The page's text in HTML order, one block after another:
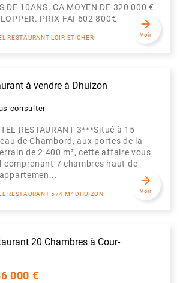
DE 10ANS. CA MOYEN DE 320 000 €.
PRIX FAI 602 800€
RESTAURANT LOIR ET CHER
arrow_forward
Voir
à vendre à Dhuizon
consulter
RESTAURANT 3***Situé à 15
de Chambord, aux portes de la
de 2 400 m², cette affaire vous
comprenant 7 chambres haut de
RESTAURANT 574 M² DHUIZON
arrow_forward
Voir
20 Chambres à Cour-
000 €